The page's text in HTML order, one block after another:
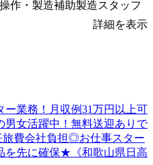
作・製造補助製造スタッフ
詳細を表示